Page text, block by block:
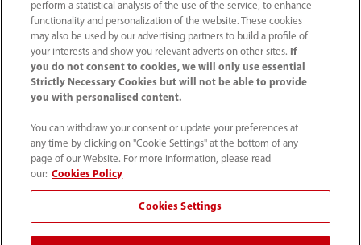
Tel: (34-91)392 3754 Fax: (34-91)088 9180
info.es@mindray.com
perform a statistical analysis of the use of the service, to enhance
functionality and personalization of the website. These cookies
may also be used by our advertising partners to build a profile of
your interests and show you relevant adverts on other sites.
If
you do not consent to cookies, we will only use essential
Strictly Necessary Cookies but will not be able to provide
you with personalised content.
You can withdraw your consent or update your preferences at
any time by clicking on "Cookie Settings" at the bottom of any
page of our Website. For more information, please read
our: Cookies Policy
Cookies Settings